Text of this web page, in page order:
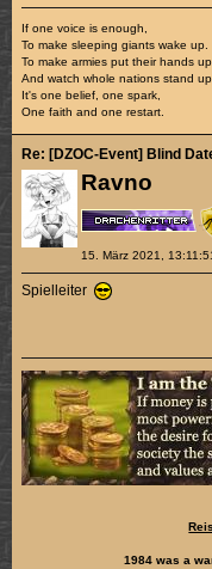
If one voice is enough,
To make sleeping giants wake up.
To make armies put their hands up.
And watch whole nations stand up.
It's one belief, one spark,
One faith and one restart.
Ravno
15. März 2021,
Re: [DZOC-Event] Blind
Spielleiter
1984 was a